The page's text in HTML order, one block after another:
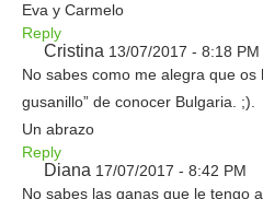
Eva y Carmelo
Reply
Cristina 13/07/2017 - 8:18 PM
No sabes como me alegra que os
gusanillo” de conocer Bulgaria. ;).
Un abrazo
Reply
Diana 17/07/2017 - 8:42 PM
No sabes las ganas que le tengo